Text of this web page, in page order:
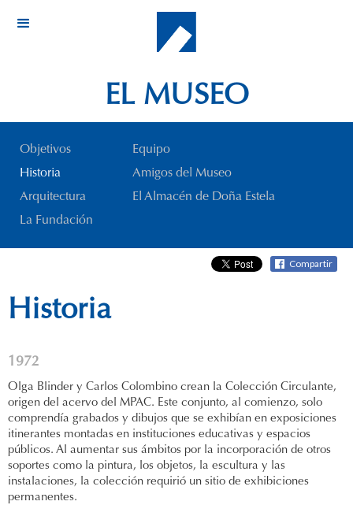
EL MUSEO
Objetivos
Historia
Arquitectura
La Fundación
Equipo
Amigos del Museo
El Almacén de Doña Estela
Compartir
Historia
1972
Olga Blinder y Carlos Colombino crean la Colección Circulante,
origen del acervo del MPAC. Este conjunto, al comienzo, solo
comprendía grabados y dibujos que se exhibían en exposiciones
itinerantes montadas en instituciones educativas y espacios
públicos. Al aumentar sus ámbitos por la incorporación de otros
soportes como la pintura, los objetos, la escultura y las
instalaciones, la colección requirió un sitio de exhibiciones
permanentes.